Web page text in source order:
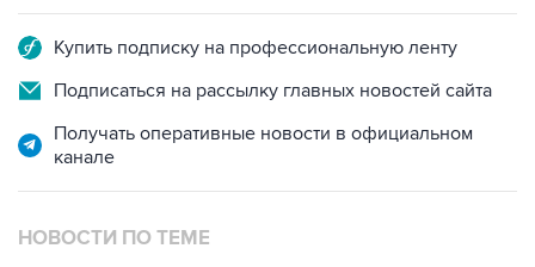
Купить подписку на профессиональную ленту
Подписаться на рассылку главных новостей сайта
Получать оперативные новости в официальном
канале
НОВОСТИ ПО ТЕМЕ